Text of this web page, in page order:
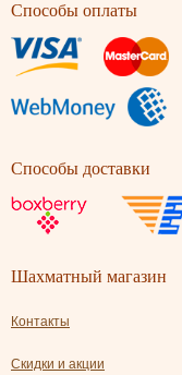
Способы оплаты
Способы доставки
Шахматный магазин
Контакты
Скидки и акции